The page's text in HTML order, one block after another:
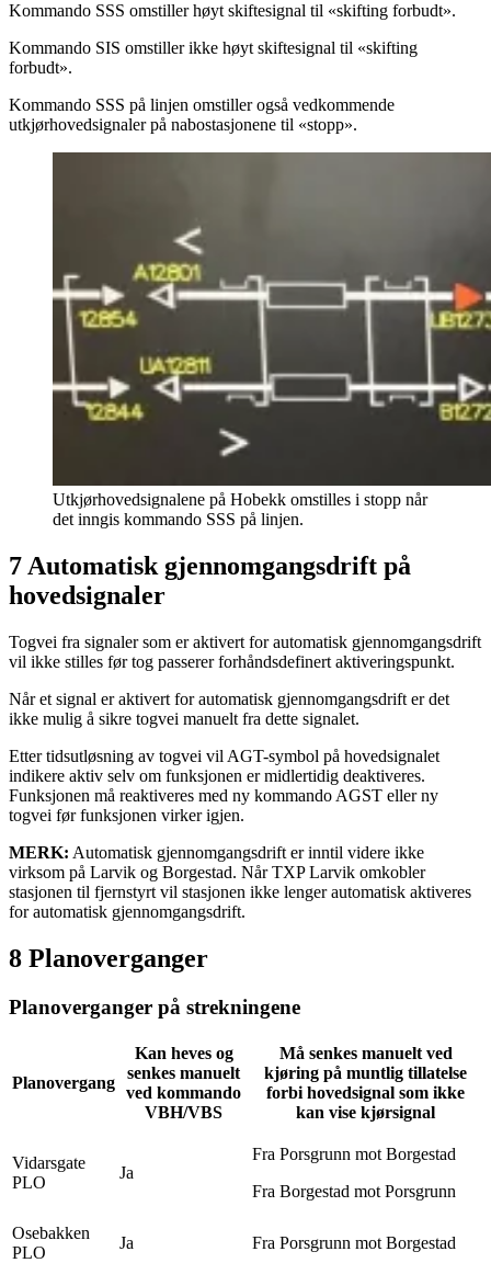
Kommando SSS omstiller høyt skiftesignal til «skifting forbudt».
Kommando SIS omstiller ikke høyt skiftesignal til «skifting
forbudt».
Kommando SSS på linjen omstiller også vedkommende
utkjørhovedsignaler på nabostasjonene til «stopp».
Utkjørhovedsignalene på Hobekk omstilles i stopp når
det inngis kommando SSS på linjen.
7 Automatisk gjennomgangsdrift på
hovedsignaler
Togvei fra signaler som er aktivert for automatisk gjennomgangsdrift
vil ikke stilles før tog passerer forhåndsdefinert aktiveringspunkt.
Når et signal er aktivert for automatisk gjennomgangsdrift er det
ikke mulig å sikre togvei manuelt fra dette signalet.
Etter tidsutløsning av togvei vil AGT-symbol på hovedsignalet
indikere aktiv selv om funksjonen er midlertidig deaktiveres.
Funksjonen må reaktiveres med ny kommando AGST eller ny
togvei før funksjonen virker igjen.
MERK: Automatisk gjennomgangsdrift er inntil videre ikke
virksom på Larvik og Borgestad. Når TXP Larvik omkobler
stasjonen til fjernstyrt vil stasjonen ikke lenger automatisk aktiveres
for automatisk gjennomgangsdrift.
8 Planoverganger
Planoverganger på strekningene
Planovergang
Kan heves og
senkes manuelt
ved kommando
VBH/VBS
Må senkes manuelt ved
kjøring på muntlig tillatelse
forbi hovedsignal som ikke
kan vise kjørsignal
Vidarsgate
PLO
Ja
Fra Porsgrunn mot Borgestad
Fra Borgestad mot Porsgrunn
Osebakken
PLO
Ja
Fra Porsgrunn mot Borgestad